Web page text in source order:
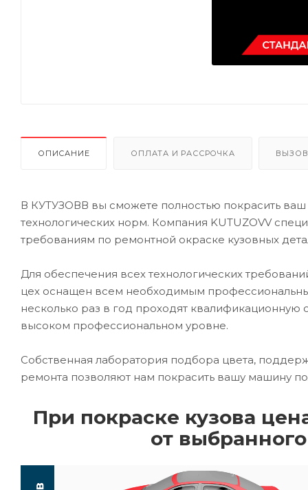
ОПИСАНИЕ ОПЛАТА И РАССРОЧКА
В КУТУЗОВВ вы сможете полностью покрасить
технологических норм. Компания KUTUZOVV
требованиям по ремонтной окраске кузовных
Для обеспечения всех технологических
цех оснащен всем необходимым
несколько раз в год проходят
высоком профессиональном уровне.
Собственная лаборатория подбора цвета,
ремонта позволяют нам покрасить вашу машину
При покраске кузова
от